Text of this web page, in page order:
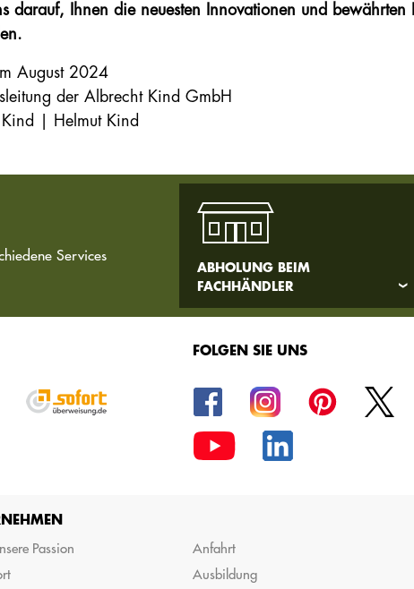
darauf, Ihnen die neuesten Innovationen und bewährten
August 2024
der Albrecht Kind GmbH
| Helmut Kind
Services
ABHOLUNG BEIM
FACHHÄNDLER
FOLGEN SIE UNS
Passion
Anfahrt
Ausbildung